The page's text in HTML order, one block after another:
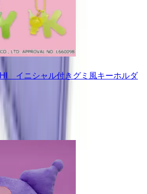
イニシャル付きグミ風キーホルダ